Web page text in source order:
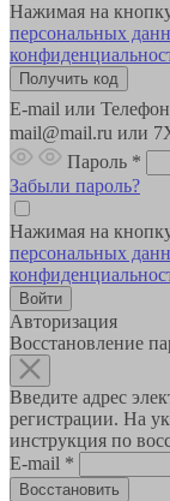
Нажимая на
персональных
E-mail или Телефон
mail@mail.ru или
Пароль *
Забыли пароль?
Нажимая на
персональных
Авторизация
Восстановление
Введите адрес
регистрации. На
инструкция по
E-mail *